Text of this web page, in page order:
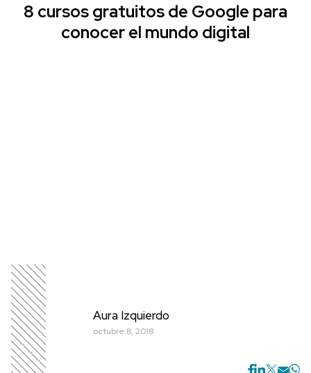
8 cursos gratuitos de Google para
conocer el mundo digital
Aura Izquierdo
octubre 8, 2018